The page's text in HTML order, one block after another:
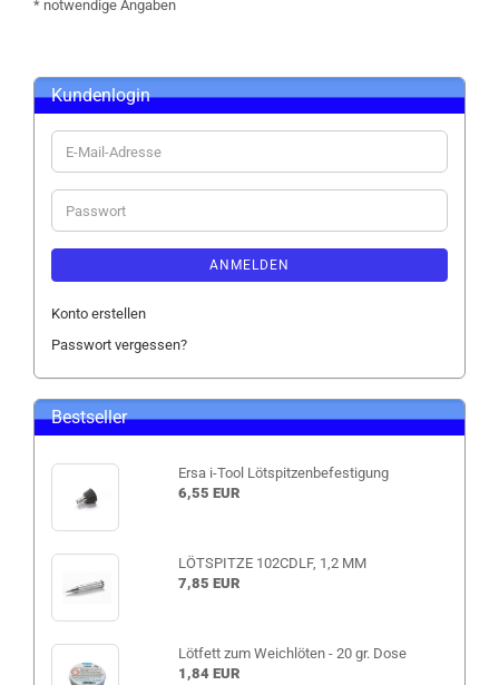
* notwendige Angaben
Kundenlogin
E-
Mail-
Adresse
Passwort
ANMELDEN
Konto erstellen
Passwort vergessen?
Bestseller
Ersa i-Tool Lötspitzenbefestigung
6,55 EUR
LÖTSPITZE 102CDLF, 1,2 MM
7,85 EUR
Lötfett zum Weichlöten - 20 gr. Dose
1,84 EUR